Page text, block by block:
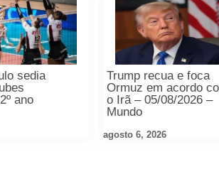
sedia
ano
Trump recua e foca
Ormuz em acordo
o Irã – 05/08/2026 –
Mundo
agosto 6, 2026